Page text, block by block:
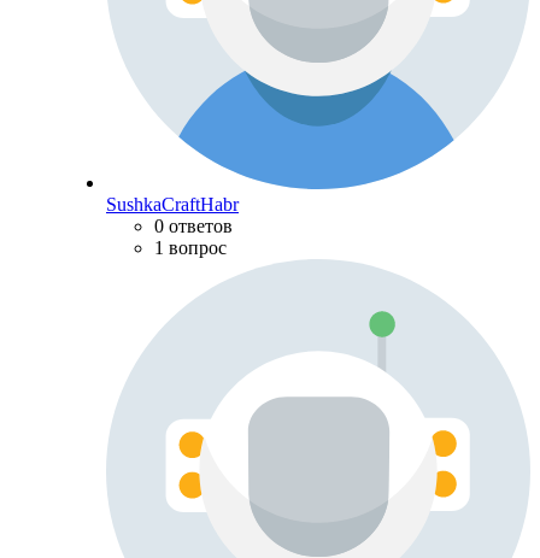
SushkaCraftHabr
0 ответов
1 вопрос